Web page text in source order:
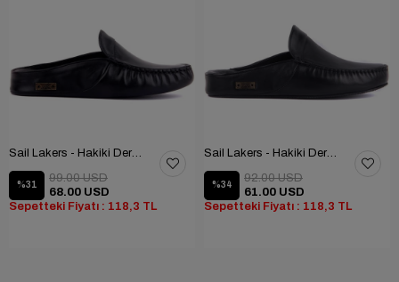
%31
68.00 USD
99.00 USD
Sepetteki Fiyatı : 118,3 TL
%34
61.00 USD
92.00 USD
Sepetteki Fiyatı : 118,3 TL